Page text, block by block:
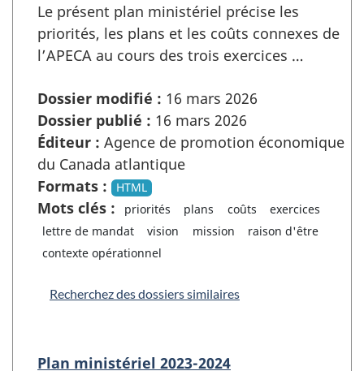
Le présent plan ministériel précise les
priorités, les plans et les coûts connexes de
l’APECA au cours des trois exercices …
Dossier modifié : 16 mars 2026
Dossier publié : 16 mars 2026
Éditeur : Agence de promotion économique
du Canada atlantique
Formats :
HTML
Mots clés : priorités plans coûts
exercices
lettre de mandat
vision mission
raison d'être
contexte opérationnel
Recherchez des dossiers similaires
Plan ministériel 2023-2024